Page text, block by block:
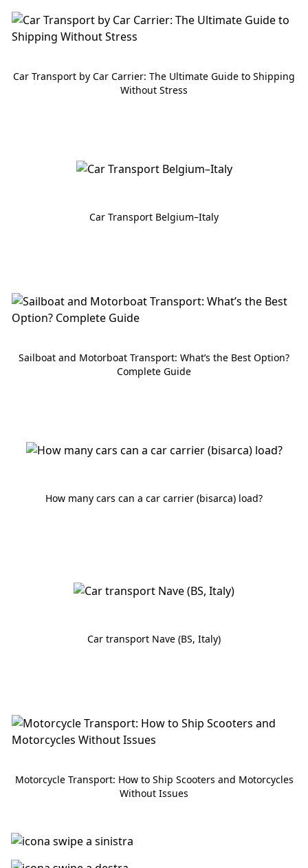
Car Transport by Car Carrier: The Ultimate Guide to Shipping
Without Stress
Car Transport Belgium–Italy
Sailboat and Motorboat Transport: What’s the Best Option?
Complete Guide
How many cars can a car carrier (bisarca) load?
Car transport Nave (BS, Italy)
Motorcycle Transport: How to Ship Scooters and Motorcycles
Without Issues